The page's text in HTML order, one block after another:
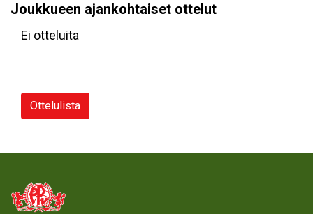
Joukkueen ajankohtaiset ottelut
Ei otteluita
Ottelulista